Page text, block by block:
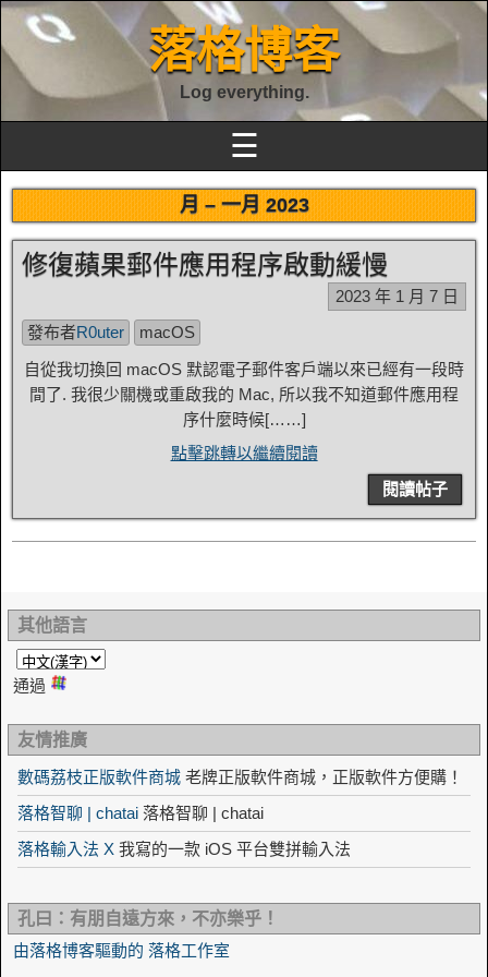
落格博客
Log everything.
☰
月 –一月 2023
修復蘋果郵件應用程序啟動緩慢
2023 年 1 月 7 日
發布者R0uter
macOS
自從我切換回 macOS 默認電子郵件客戶端以來已經有一段時
間了. 我很少關機或重啟我的 Mac, 所以我不知道郵件應用程
序什麼時候[……]
點擊跳轉以繼續閱讀
閱讀帖子
其他語言
通過
友情推廣
數碼荔枝正版軟件商城 老牌正版軟件商城，正版軟件方便購！
落格智聊 | chatai 落格智聊 | chatai
落格輸入法 X 我寫的一款 iOS 平台雙拼輸入法
孔曰：有朋自遠方來，不亦樂乎！
由落格博客驅動的 落格工作室